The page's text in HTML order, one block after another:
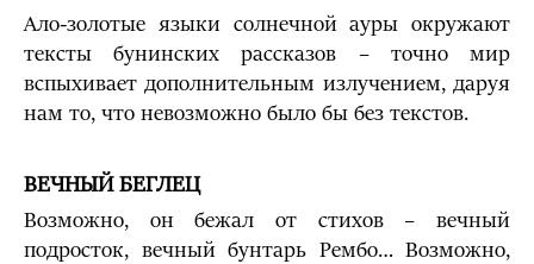
Ало-золотые языки солнечной ауры окружают
тексты бунинских рассказов – точно мир
вспыхивает дополнительным излучением, даруя
нам то, что невозможно было бы без текстов.
ВЕЧНЫЙ БЕГЛЕЦ
Возможно, он бежал от стихов – вечный
подросток, вечный бунтарь Рембо… Возможно,